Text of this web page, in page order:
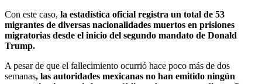
Con este caso, la estadística oficial registra un total de 53
migrantes de diversas nacionalidades muertos en prisiones
migratorias desde el inicio del segundo mandato de Donald
Trump.
A pesar de que el fallecimiento ocurrió hace poco más de dos
semanas, las autoridades mexicanas no han emitido ningún